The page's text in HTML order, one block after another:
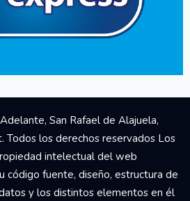
San Rafael de Alajuela,
Todos los derechos reservados Los
intelectual del web
código fuente, diseño, estructura de
y los distintos elementos en él